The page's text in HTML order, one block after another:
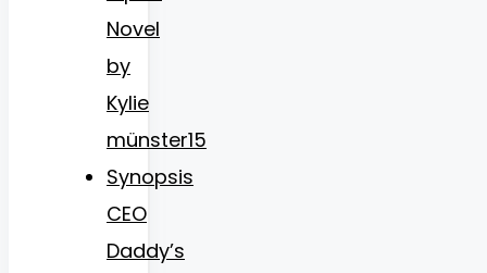
Novel
by
Kylie
münster15
Synopsis
CEO
Daddy’s